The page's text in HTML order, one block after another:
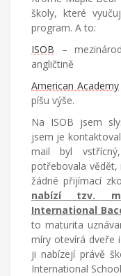
školy, které
program. A to:
ISOB –
angličtině
American Academy
píšu výše.
Na ISOB jsem
jsem je
mail byl
potřebovala vědět,
žádné přijímací
nabízí tzv.
International
to maturita
míry otevírá dveře
ji nabízejí právě
International